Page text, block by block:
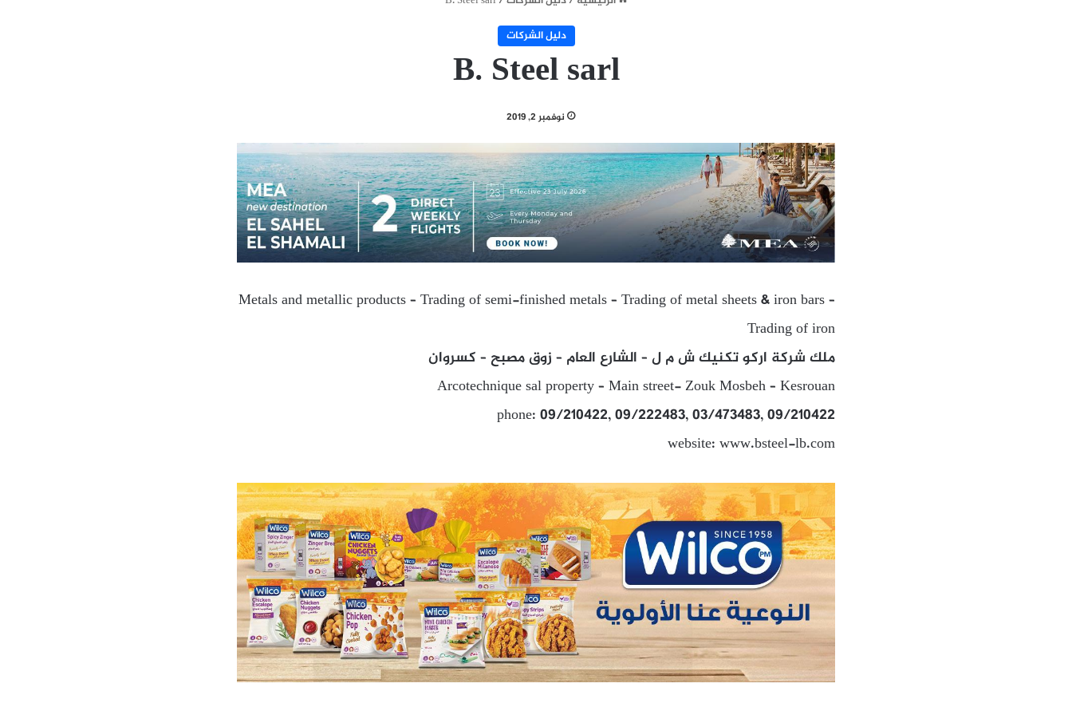
دليل الشركات
B. Steel sarl
نوفمبر 2, 2019
Metals and metallic products – Trading of semi-finished metals – Trading of metal sheets & iron bars –
Trading of iron
ملك شركة اركو تكنيك ش م ل – الشارع العام – زوق مصبح – كسروان
Arcotechnique sal property – Main street- Zouk Mosbeh – Kesrouan
phone: 09/210422, 09/222483, 03/473483, 09/210422
website: www.bsteel-lb.com